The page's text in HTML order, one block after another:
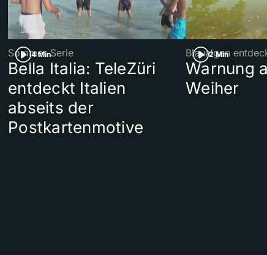
4 Min
Sommer-Serie
Bella Italia: TeleZüri
entdeckt Italien
abseits der
Postkartenmotive
2 Min
Blaualgen
Warnung
Weiher